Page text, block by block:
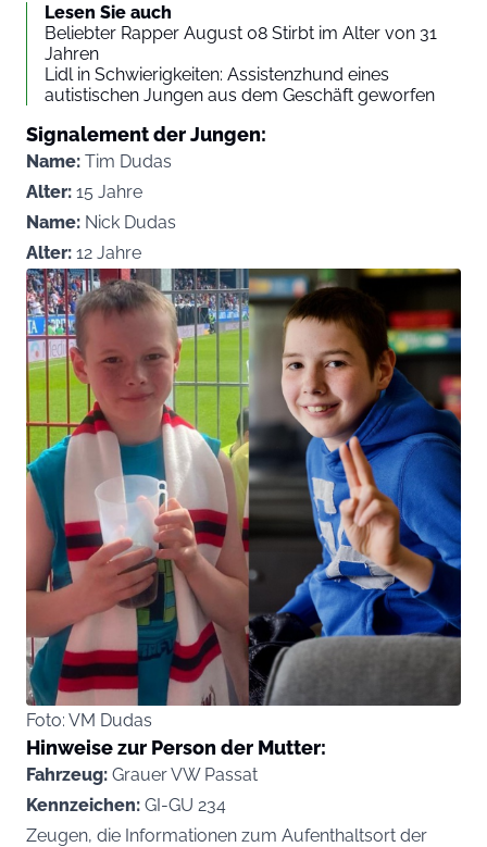
Lesen Sie auch
Beliebter Rapper August 08 Stirbt im Alter von 31
Jahren
Lidl in Schwierigkeiten: Assistenzhund eines
autistischen Jungen aus dem Geschäft geworfen
Signalement der Jungen:
Name: Tim Dudas
Alter: 15 Jahre
Name: Nick Dudas
Alter: 12 Jahre
Foto: VM Dudas
Hinweise zur Person der Mutter:
Fahrzeug: Grauer VW Passat
Kennzeichen: GI-GU 234
Zeugen, die Informationen zum Aufenthaltsort der